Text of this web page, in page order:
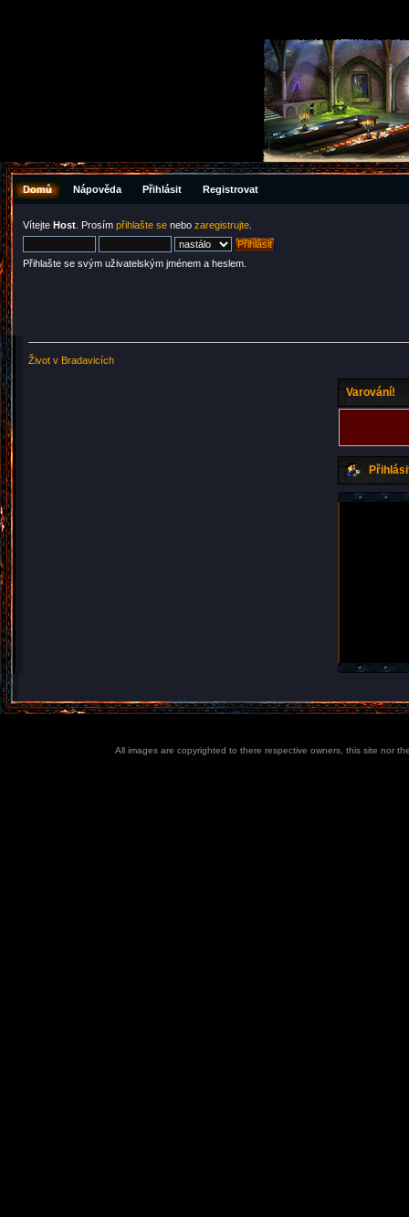
Domů Nápověda Přihlásit Registrovat
Vítejte Host . Prosím přihlašte se nebo zaregistrujte
Přihlašte se svým uživatelským jménem a heslem.
Život v Bradavicích
Varování!
All images are copyrighted to there respective owners, this site nor